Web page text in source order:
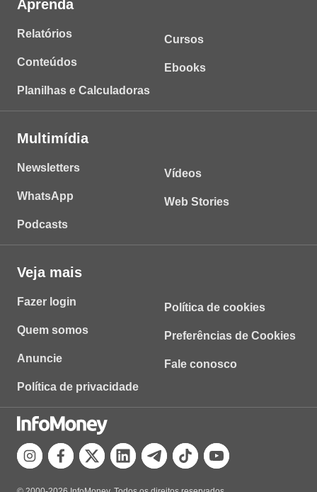
Aprenda
Relatórios
Conteúdos
Planilhas e Calculadoras
Cursos
Ebooks
Multimídia
Newsletters
WhatsApp
Podcasts
Vídeos
Web Stories
Veja mais
Fazer login
Quem somos
Anuncie
Política de privacidade
Política de cookies
Preferências de Cookies
Fale conosco